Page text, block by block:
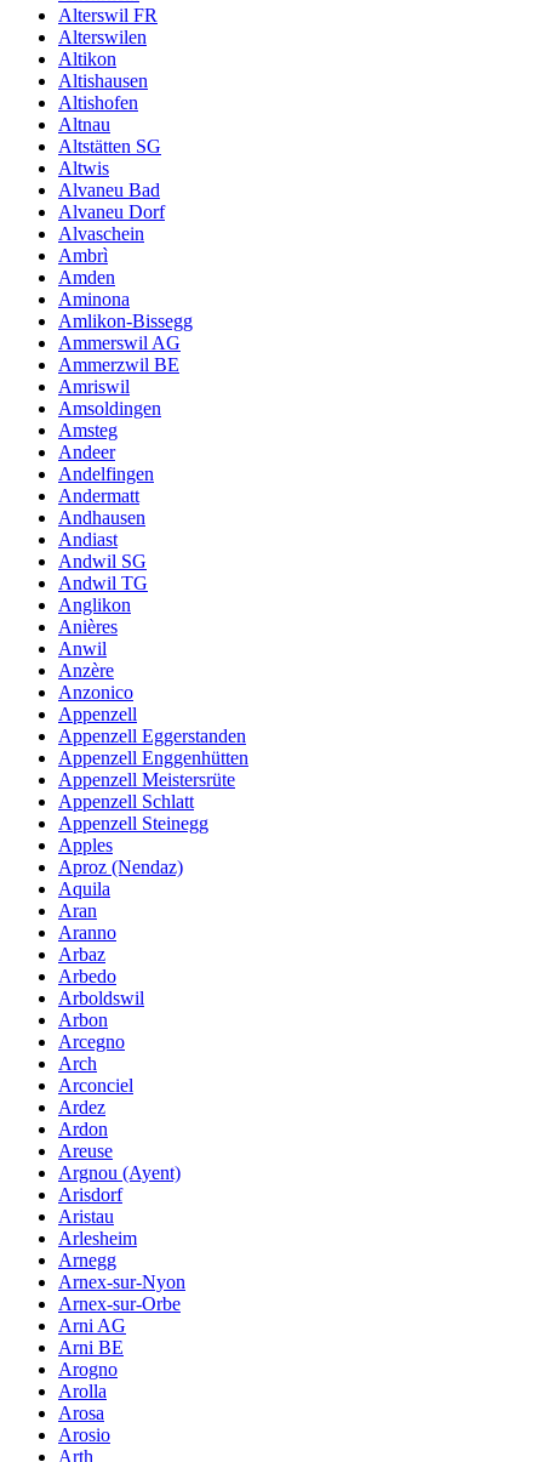
Alterswil FR
Alterswilen
Altikon
Altishausen
Altishofen
Altnau
Altstätten SG
Altwis
Alvaneu Bad
Alvaneu Dorf
Alvaschein
Ambrì
Amden
Aminona
Amlikon-Bissegg
Ammerswil AG
Ammerzwil BE
Amriswil
Amsoldingen
Amsteg
Andeer
Andelfingen
Andermatt
Andhausen
Andiast
Andwil SG
Andwil TG
Anglikon
Anières
Anwil
Anzère
Anzonico
Appenzell
Appenzell Eggerstanden
Appenzell Enggenhütten
Appenzell Meistersrüte
Appenzell Schlatt
Appenzell Steinegg
Apples
Aproz (Nendaz)
Aquila
Aran
Aranno
Arbaz
Arbedo
Arboldswil
Arbon
Arcegno
Arch
Arconciel
Ardez
Ardon
Areuse
Argnou (Ayent)
Arisdorf
Aristau
Arlesheim
Arnegg
Arnex-sur-Nyon
Arnex-sur-Orbe
Arni AG
Arni BE
Arogno
Arolla
Arosa
Arosio
Arth